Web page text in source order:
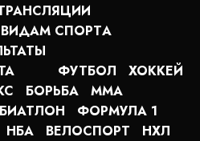
СПОРТA
ФУТБОЛ
ХОККЕЙ
БОРЬБА
MMA
БИАТЛОН
ФОРМУЛА 1
НБА ВЕЛОСПОРТ
НХЛ